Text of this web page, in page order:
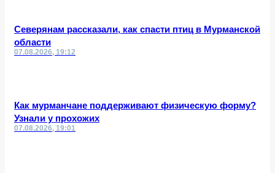
Северянам рассказали, как спасти птиц в Мурманской
области
07.08.2026, 19:12
Как мурманчане поддерживают физическую форму?
Узнали у прохожих
07.08.2026, 19:01